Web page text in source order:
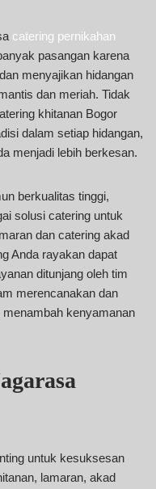
catering pernikahan
pasangan karena
menyajikan hidangan
dan meriah. Tidak
khitanan Bogor
dalam setiap hidangan,
menjadi lebih berkesan.
berkualitas tinggi,
solusi catering untuk
dan catering akad
Anda rayakan dapat
ditunjang oleh tim
merencanakan dan
kenyamanan
untuk kesuksesan
lamaran, akad